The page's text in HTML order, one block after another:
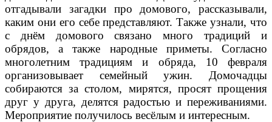
отгадывали загадки про домового, рассказывали,
каким они его себе представляют. Также узнали, что
с днём домового связано много традиций и
обрядов, а также народные приметы. Согласно
многолетним традициям и обряда, 10 февраля
организовывает семейный ужин. Домочадцы
собираются за столом, мирятся, просят прощения
друг у друга, делятся радостью и переживаниями.
Мероприятие получилось весёлым и интересным.